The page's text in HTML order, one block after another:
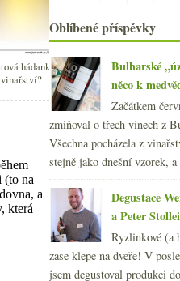
hádanka –
Malá soutěž s vinětami
Fotopozdrav ze
Vinný ocet pro
Výsledky ankety
víno…“
Směr Skotsko,
Bordeaux 2008,
zodpovědnost a
Průlet Alsaskem s
Gustave Lorentz
Na kopci a v Bugsy’s
►dubna(21)
►března (23)
► února(20)
►ledna (20)
►2008(270)
Oblíbené příspěvky
Bulharské
něco k
Začátkem
zmiňoval o třech vínech z
Všechna pocházela z
stejně jako dnešní vzorek,
Degustace
a Peter
Ryzlinkové (a
zase klepe na dveře! V
jsem degustoval produkci